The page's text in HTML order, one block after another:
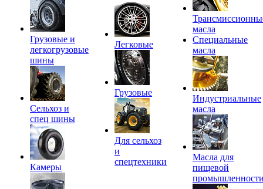
Грузовые и
легкогрузовые
шины
Сельхоз и
спец шины
Камеры
Легковые
Грузовые
Для сельхоз
и
спецтехники
масла
Специальные
масла
Индустриальные
масла
Масла для
пищевой